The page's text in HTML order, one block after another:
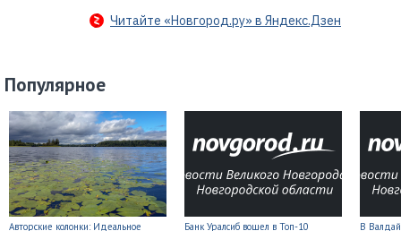
Читайте «Новгород.ру» в Яндекс.Дзен
Популярное
Авторские колонки: Идеальное
Банк Уралсиб вошел в Топ-10
В